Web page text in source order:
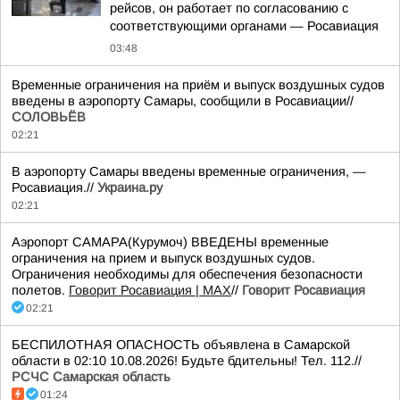
рейсов, он работает по согласованию с
соответствующими органами — Росавиация
03:48
Временные ограничения на приём и выпуск воздушных судов
введены в аэропорту Самары, сообщили в Росавиации//
СОЛОВЬЁВ
02:21
В аэропорту Самары введены временные ограничения, —
Росавиация.// Украина.ру
02:21
Аэропорт САМАРА(Курумоч) ВВЕДЕНЫ временные
ограничения на прием и выпуск воздушных судов.
Ограничения необходимы для обеспечения безопасности
полетов. Говорит Росавиация | MAX// Говорит Росавиация
02:21
БЕСПИЛОТНАЯ ОПАСНОСТЬ объявлена в Самарской
области в 02:10 10.08.2026! Будьте бдительны! Тел. 112.//
РСЧС Самарская область
01:24